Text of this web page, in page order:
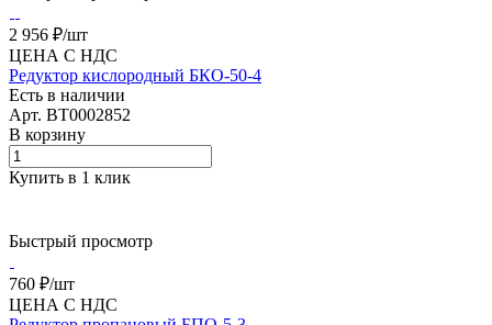
2 956 ₽/шт
ЦЕНА С НДС
Редуктор кислородный БКО-50-4
Есть в наличии
Арт. BT0002852
В корзину
Купить в 1 клик
Быстрый просмотр
760 ₽/шт
ЦЕНА С НДС